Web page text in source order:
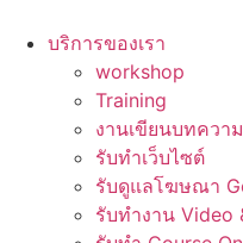
บริการของเรา
workshop
Training
งานเขียนบทควา
รับทำเว็บไซต์
รับดูแลโฆษณา
รับทำงาน Video